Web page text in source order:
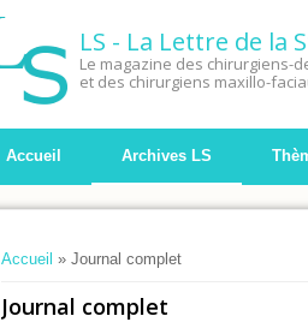
LS - La Lettre de la
Le magazine des chirurgiens-
et des chirurgiens maxillo-
Accueil Archives LS
Vous êtes ici
Accueil » Journal complet
Journal complet